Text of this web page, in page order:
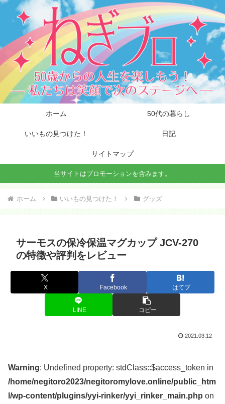
ホーム 50代の暮らし
いいもの見つけた！ 日記
サイトマップ
当サイトはプロモーションを含みます。
ホーム いいもの見つけた！ グッズ
サーモスの保冷保温マグカップ JCV-270
の特徴や評判をレビュー
X Facebook はてブ
LINE コピー
2021.03.12
Warning: Undefined property: stdClass::$access_token in
/home/negitoro2023/negitoromylove.online/public_htm
l/wp-content/plugins/yyi-rinker/yyi_rinker_main.php on